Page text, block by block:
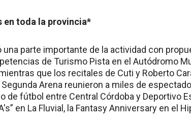
en toda la provincia*
parte importante de la actividad con
de Turismo Pista en el Autódromo
que los recitales de Cuti y Roberto
Arena reunieron a miles de
de fútbol entre Central Córdoba y Deportivo
en La Fluvial, la Fantasy Anniversary en el